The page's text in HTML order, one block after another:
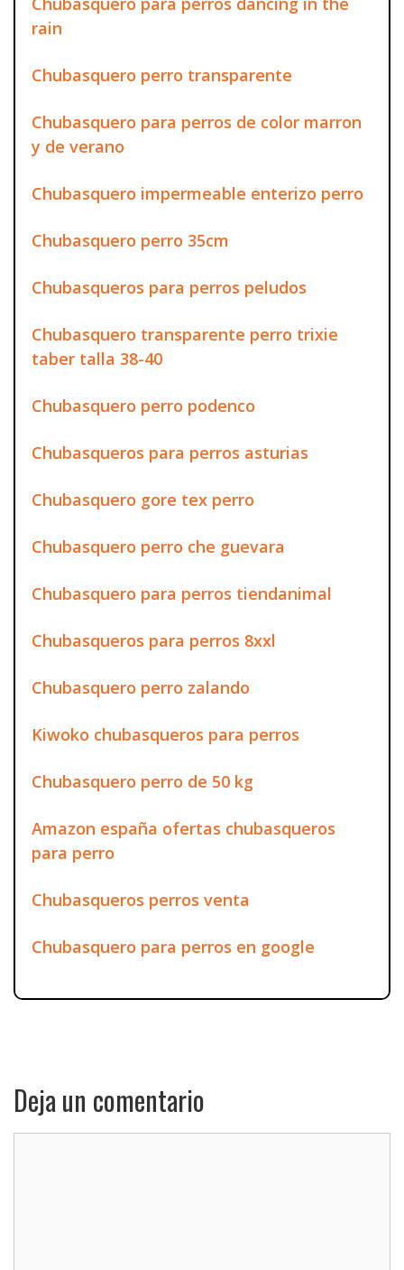
rain
Chubasquero perro transparente
Chubasquero para perros de color marron
y de verano
Chubasquero impermeable enterizo perro
Chubasquero perro 35cm
Chubasqueros para perros peludos
Chubasquero transparente perro trixie
taber talla 38-40
Chubasquero perro podenco
Chubasqueros para perros asturias
Chubasquero gore tex perro
Chubasquero perro che guevara
Chubasquero para perros tiendanimal
Chubasqueros para perros 8xxl
Chubasquero perro zalando
Kiwoko chubasqueros para perros
Chubasquero perro de 50 kg
Amazon españa ofertas chubasqueros
para perro
Chubasqueros perros venta
Chubasquero para perros en google
Deja un comentario